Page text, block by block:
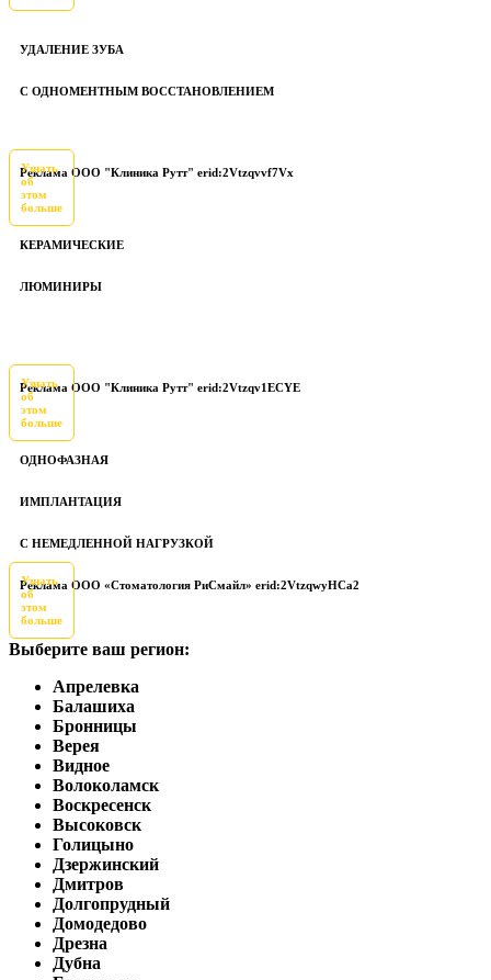
УДАЛЕНИЕ ЗУБА
С ОДНОМЕНТНЫМ ВОССТАНОВЛЕНИЕМ
Реклама ООО "Клиника Рутт" erid:2Vtzqvvf7Vx
Узнать
об
этом
больше
КЕРАМИЧЕСКИЕ
ЛЮМИНИРЫ
Реклама ООО "Клиника Рутт" erid:2Vtzqv1ECYE
Узнать
об
этом
больше
ОДНОФАЗНАЯ
ИМПЛАНТАЦИЯ
С НЕМЕДЛЕННОЙ НАГРУЗКОЙ
Реклама ООО «Стоматология РиСмайл» erid:2VtzqwyHCa2
Узнать
об
этом
больше
Выберите ваш регион:
Апрелевка
Балашиха
Бронницы
Верея
Видное
Волоколамск
Воскресенск
Высоковск
Голицыно
Дзержинский
Дмитров
Долгопрудный
Домодедово
Дрезна
Дубна